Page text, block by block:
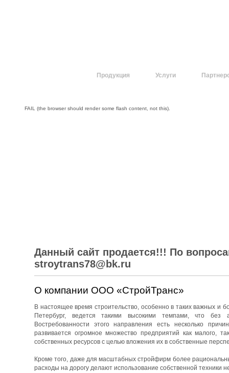
Продукция Услуги
FAIL (the browser should render some flash content, not this).
Данный сайт продается!!! По
stroytrans78@bk.ru
О компании ООО «СтройТранс»
В настоящее время строительство, особенно в таких важных и
Петербург, ведется такими высокими темпами, что без
Востребованности этого направления есть несколько
развивается огромное множество предприятий как малого,
собственных ресурсов с целью вложения их в собственные
Кроме того, даже для масштабных стройфирм более
расходы на дорогу делают использование собственной техники